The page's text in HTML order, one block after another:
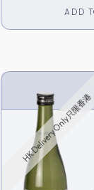
ADD
HK Delivery Only只限香港